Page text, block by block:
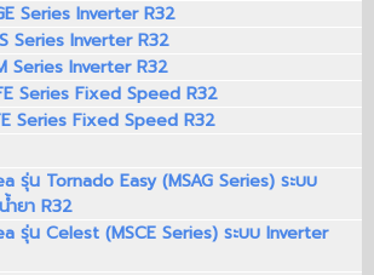
Series Inverter R32
Series Inverter R32
Series Inverter R32
Series Fixed Speed R32
Series Fixed Speed R32
รุ่น Tornado Easy (MSAG Series) ระบบ
ยา R32
รุ่น Celest (MSCE Series) ระบบ Inverter